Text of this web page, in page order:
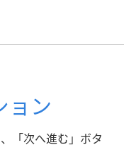
ョン
「次へ進む」ボタ